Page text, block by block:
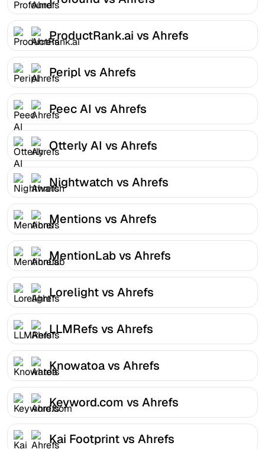
ProductRank.ai vs Ahrefs
Peripl vs Ahrefs
Peec AI vs Ahrefs
Otterly AI vs Ahrefs
Nightwatch vs Ahrefs
Mentions vs Ahrefs
MentionLab vs Ahrefs
Lorelight vs Ahrefs
LLMRefs vs Ahrefs
Knowatoa vs Ahrefs
Keyword.com vs Ahrefs
Kai Footprint vs Ahrefs